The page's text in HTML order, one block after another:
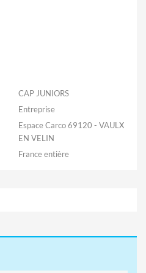
CAP JUNIORS
Entreprise
Espace Carco 69120 - VAULX
EN VELIN